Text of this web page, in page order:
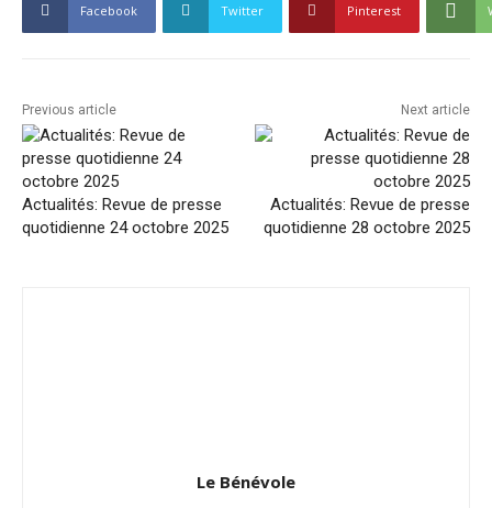
Facebook Twitter Pinterest
Previous article
Actualités: Revue de presse
quotidienne 24 octobre 2025
Next article
Actualités: Revue de presse
quotidienne 28 octobre 2025
Le Bénévole